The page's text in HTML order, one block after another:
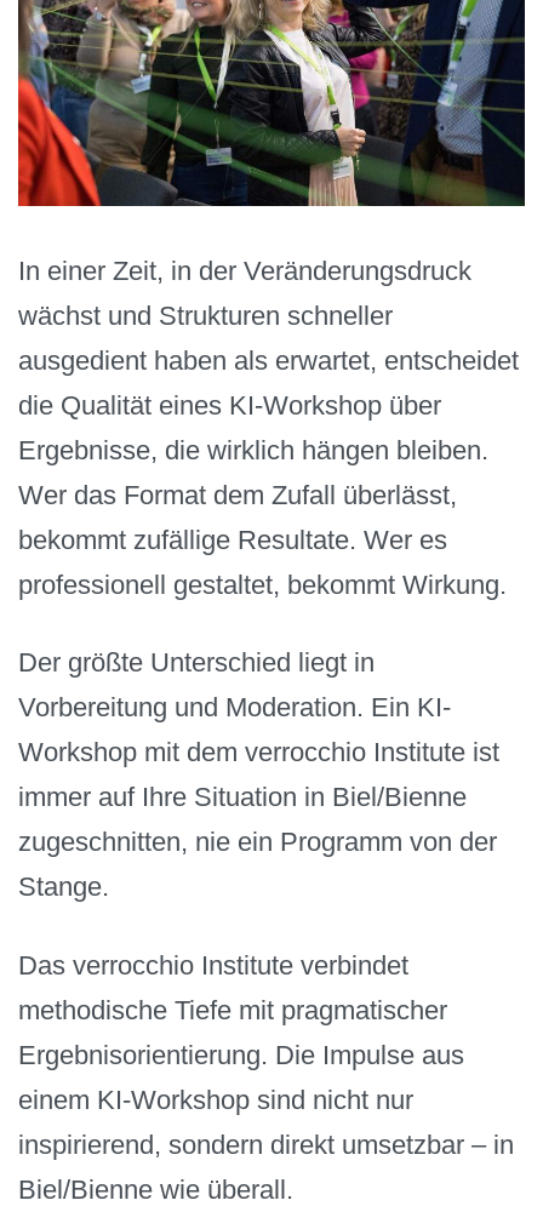
In einer Zeit, in der Veränderungsdruck
wächst und Strukturen schneller
ausgedient haben als erwartet, entscheidet
die Qualität eines KI-Workshop über
Ergebnisse, die wirklich hängen bleiben.
Wer das Format dem Zufall überlässt,
bekommt zufällige Resultate. Wer es
professionell gestaltet, bekommt Wirkung.
Der größte Unterschied liegt in
Vorbereitung und Moderation. Ein KI-
Workshop mit dem verrocchio Institute ist
immer auf Ihre Situation in Biel/Bienne
zugeschnitten, nie ein Programm von der
Stange.
Das verrocchio Institute verbindet
methodische Tiefe mit pragmatischer
Ergebnisorientierung. Die Impulse aus
einem KI-Workshop sind nicht nur
inspirierend, sondern direkt umsetzbar – in
Biel/Bienne wie überall.